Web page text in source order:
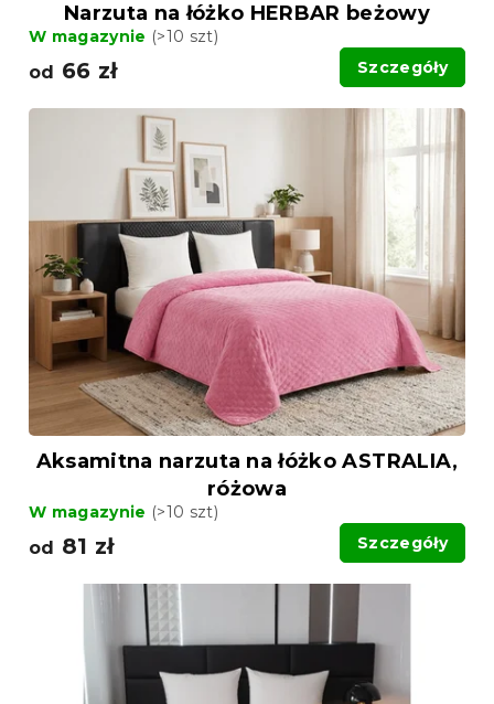
Narzuta na łóżko HERBAR beżowy
W magazynie (>10 szt)
od 66 zł Szczegóły
Aksamitna narzuta na łóżko ASTRALIA,
różowa
W magazynie (>10 szt)
od 81 zł Szczegóły